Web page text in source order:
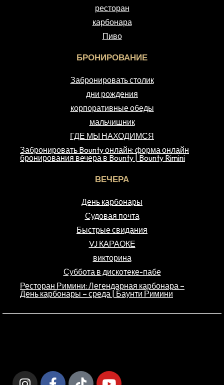
ресторан
карбонара
Пиво
БРОНИРОВАНИЕ
Забронировать столик
дни рождения
корпоративные обеды
мальчишник
ГДЕ МЫ НАХОДИМСЯ
Забронировать Bounty онлайн: форма онлайн
бронирования вечера в Bounty | Bounty Rimini
ВЕЧЕРА
День карбонары
Судовая почта
Быстрые свидания
VJ КАРАОКЕ
викторина
Суббота в дискотеке-пабе
Ресторан Римини: Легендарная карбонара –
День карбонары – среда | Баунти Римини